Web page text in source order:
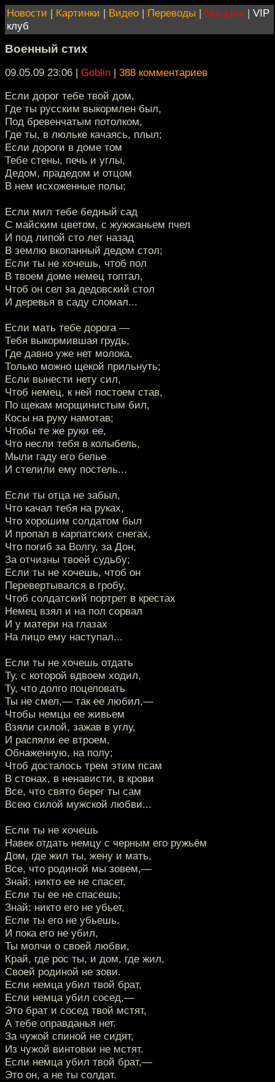
Новости | Картинки | Видео | Переводы | Магазин | VIP
клуб
Военный стих
09.05.09 23:06 | Goblin | 388 комментариев
Если дорог тебе твой дом,
Где ты русским выкормлен был,
Под бревенчатым потолком,
Где ты, в люльке качаясь, плыл;
Если дороги в доме том
Тебе стены, печь и углы,
Дедом, прадедом и отцом
В нем исхоженные полы;
Если мил тебе бедный сад
С майским цветом, с жужжаньем пчел
И под липой сто лет назад
В землю вкопанный дедом стол;
Если ты не хочешь, чтоб пол
В твоем доме немец топтал,
Чтоб он сел за дедовский стол
И деревья в саду сломал...
Если мать тебе дорога —
Тебя выкормившая грудь,
Где давно уже нет молока,
Только можно щекой прильнуть;
Если вынести нету сил,
Чтоб немец, к ней постоем став,
По щекам морщинистым бил,
Косы на руку намотав;
Чтобы те же руки ее,
Что несли тебя в колыбель,
Мыли гаду его белье
И стелили ему постель...
Если ты отца не забыл,
Что качал тебя на руках,
Что хорошим солдатом был
И пропал в карпатских снегах,
Что погиб за Волгу, за Дон,
За отчизны твоей судьбу;
Если ты не хочешь, чтоб он
Перевертывался в гробу,
Чтоб солдатский портрет в крестах
Немец взял и на пол сорвал
И у матери на глазах
На лицо ему наступал...
Если ты не хочешь отдать
Ту, с которой вдвоем ходил,
Ту, что долго поцеловать
Ты не смел,— так ее любил,—
Чтобы немцы ее живьем
Взяли силой, зажав в углу,
И распяли ее втроем,
Обнаженную, на полу;
Чтоб досталось трем этим псам
В стонах, в ненависти, в крови
Все, что свято берег ты сам
Всею силой мужской любви...
Если ты не хочешь
Навек отдать немцу с черным его ружьём
Дом, где жил ты, жену и мать,
Все, что родиной мы зовем,—
Знай: никто ее не спасет,
Если ты ее не спасешь;
Знай: никто его не убьет,
Если ты его не убьешь.
И пока его не убил,
Ты молчи о своей любви,
Край, где рос ты, и дом, где жил,
Своей родиной не зови.
Если немца убил твой брат,
Если немца убил сосед,—
Это брат и сосед твой мстят,
А тебе оправданья нет.
За чужой спиной не сидят,
Из чужой винтовки не мстят.
Если немца убил твой брат,—
Это он, а не ты солдат.